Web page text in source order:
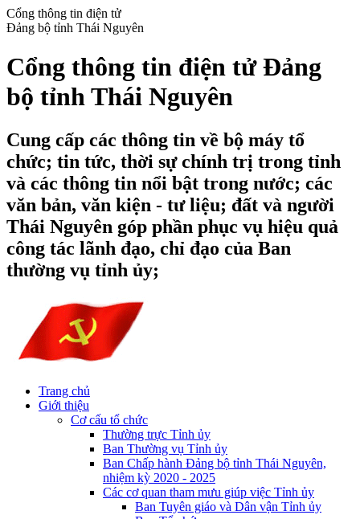
Cổng thông tin điện tử
Đảng bộ tỉnh Thái Nguyên
Cổng thông tin điện tử Đảng
bộ tỉnh Thái Nguyên
Cung cấp các thông tin về bộ máy tổ
chức; tin tức, thời sự chính trị trong tỉnh
và các thông tin nổi bật trong nước; các
văn bản, văn kiện - tư liệu; đất và người
Thái Nguyên góp phần phục vụ hiệu quả
công tác lãnh đạo, chỉ đạo của Ban
thường vụ tỉnh ủy;
Trang chủ
Giới thiệu
Cơ cấu tổ chức
Thường trực Tỉnh ủy
Ban Thường vụ Tỉnh ủy
Ban Chấp hành Đảng bộ tỉnh Thái Nguyên,
nhiệm kỳ 2020 - 2025
Các cơ quan tham mưu giúp việc Tỉnh ủy
Ban Tuyên giáo và Dân vận Tỉnh ủy